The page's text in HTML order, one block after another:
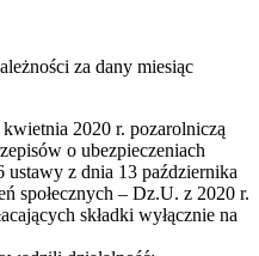
za dany miesiąc
2020 r. pozarolniczą
o ubezpieczeniach
ustawy z dnia 13 października
społecznych – Dz.U. z 2020 r.
składki wyłącznie na